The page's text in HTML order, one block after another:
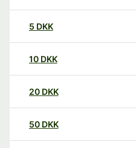
5 DKK
10 DKK
20 DKK
50 DKK